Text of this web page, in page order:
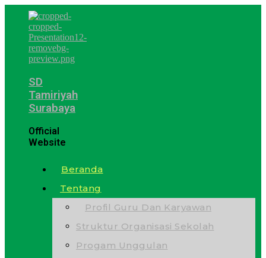
SD
Tamiriyah
Surabaya
Official
Website
Beranda
Tentang
Profil Guru Dan Karyawan
Struktur Organisasi Sekolah
Progam Unggulan